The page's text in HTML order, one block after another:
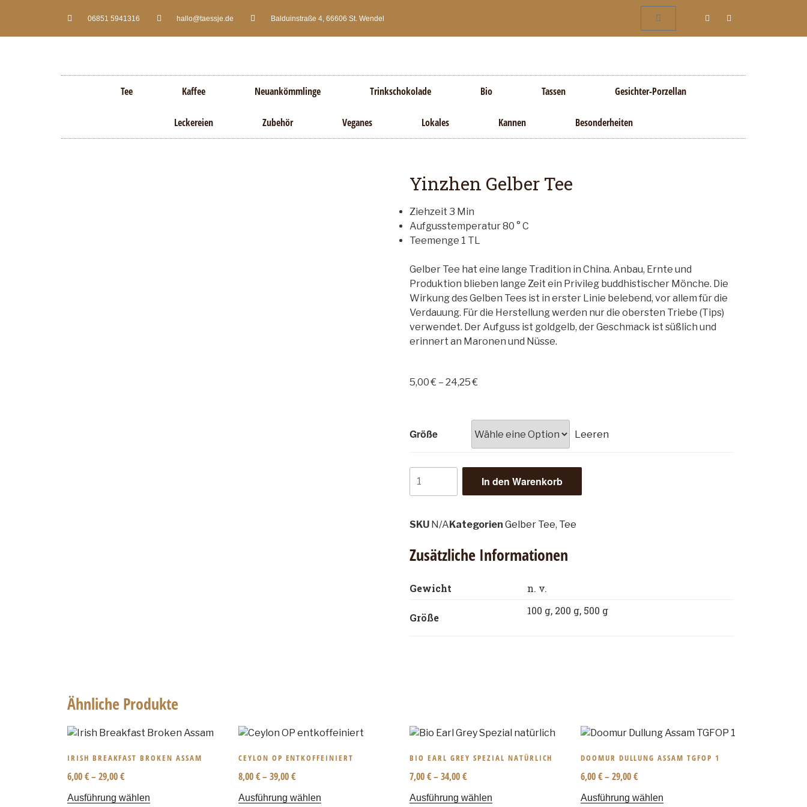
06851 5941316 hallo@taessje.de Balduinstraße 4, 66606 St. Wendel
Tee Kaffee Neuankömmlinge Trinkschokolade Bio Tassen Gesichter-Porzellan
Leckereien Zubehör Veganes Lokales Kannen Besonderheiten
Yinzhen Gelber Tee
Ziehzeit 3 Min
Aufgusstemperatur 80 ° C
Teemenge 1 TL
Gelber Tee hat eine lange Tradition in China. Anbau, Ernte und
Produktion blieben lange Zeit ein Privileg buddhistischer Mönche. Die
Wirkung des Gelben Tees ist in erster Linie belebend, vor allem für die
Verdauung. Für die Herstellung werden nur die obersten Triebe (Tips)
verwendet. Der Aufguss ist goldgelb, der Geschmack ist süßlich und
erinnert an Maronen und Nüsse.
5,00€ – 24,25€
Größe Leeren
In den Warenkorb
SKU N/A Kategorien Gelber Tee, Tee
Zusätzliche Informationen
Gewicht n. v.
Größe
100 g, 200 g, 500 g
Ähnliche Produkte
IRISH BREAKFAST BROKEN ASSAM
6,00€– 29,00€
Ausführung wählen
CEYLON OP ENTKOFFEINIERT
8,00€– 39,00€
Ausführung wählen
BIO EARL GREY SPEZIAL NATÜRLICH
7,00€– 34,00€
Ausführung wählen
DOOMUR DULLUNG ASSAM TGFOP 1
6,00€– 29,00€
Ausführung wählen